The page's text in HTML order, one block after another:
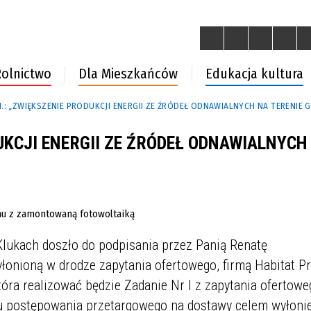
Dla Mieszkańców Edukacja kultura
„ZWIĘKSZENIE PRODUKCJI ENERGII ZE ŹRÓDEŁ ODNAWIALNYCH NA TERENIE
ENERGII ZE ŹRÓDEŁ
doszło do podpisania przez Panią Renatę
w drodze zapytania ofertowego, firmą Habitat
realizować będzie Zadanie Nr I z zapytania
przetargowego na dostawy celem